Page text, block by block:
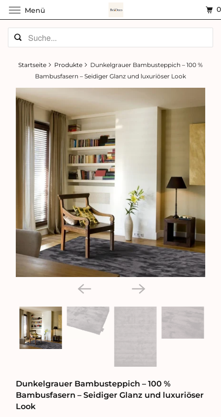
Startseite Produkte
Dunkelgrauer Bambusteppich – 100 %
Bambusfasern – Seidiger Glanz und luxuriöser Look
Dunkelgrauer Bambusteppich – 100 %
Bambusfasern – Seidiger Glanz und luxuriöser
Look
Menü 0